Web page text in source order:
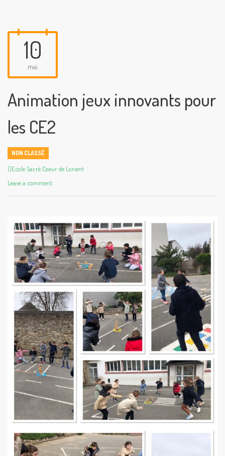
10
mai
Animation jeux innovants pour
les CE2
NON CLASSÉ
Author
Ecole Sacré Coeur de Lorient
Leave a comment